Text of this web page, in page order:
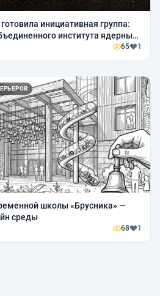
инициативная группа:
института ядерных
65 1
школы «Брусника» —
среды
68 1